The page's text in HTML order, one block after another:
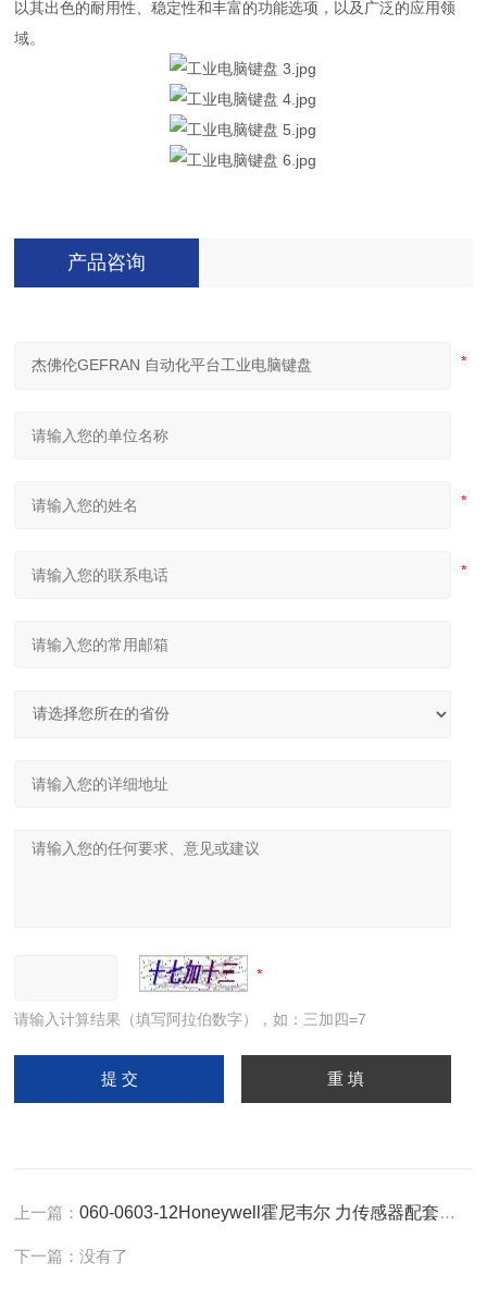
以其出色的耐用性、稳定性和丰富的功能选项，以及广泛的应用领
域。
产品咨询
请输入计算结果（填写阿拉伯数字），如：三加四=7
上一篇：060-0603-12Honeywell霍尼韦尔 力传感器配套线缆
下一篇：没有了